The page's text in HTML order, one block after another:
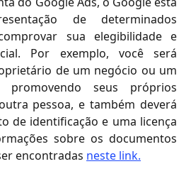
de determinados
sua elegibilidade e
Por exemplo, você será
de um negócio ou um
seus próprios
pessoa, e também deverá
de identificação e uma licença
sobre os documentos
encontradas neste link.